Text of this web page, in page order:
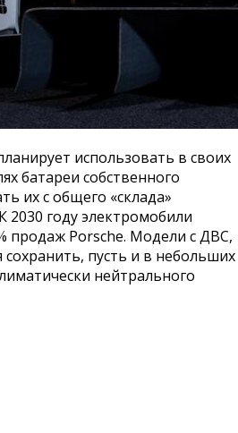
использовать в своих
батареи собственного
их с общего «склада»
2030 году электромобили
продаж Porsche. Модели с ДВС,
сохранить, пусть и в небольших
нейтрального